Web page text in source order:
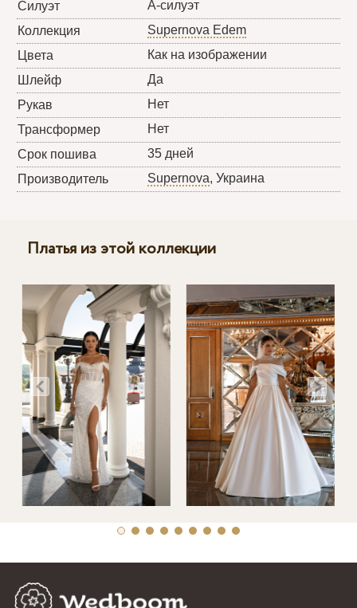
Силуэт
А-силуэт
Коллекция
Supernova Edem
Цвета
Как на изображении
Шлейф
Да
Рукав
Нет
Трансформер
Нет
Срок пошива
35 дней
Производитель
Supernova, Украина
Платья из этой коллекции